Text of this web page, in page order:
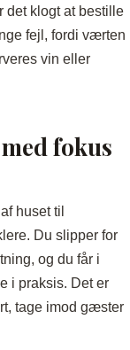
det klogt at bestille
fejl, fordi værten
vin eller
fokus
huset til
Du slipper for
og du får i
i praksis. Det er
tage imod gæster